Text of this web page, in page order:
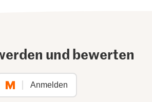
und bewerten
Anmelden